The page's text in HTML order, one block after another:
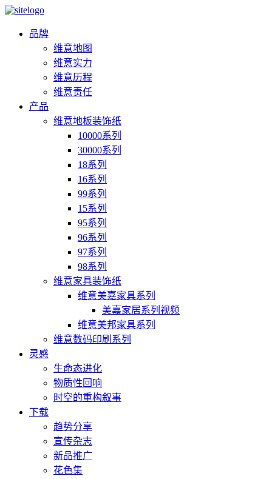
品牌
维意地图
维意实力
维意历程
维意责任
产品
维意地板装饰纸
10000系列
30000系列
18系列
16系列
99系列
15系列
95系列
96系列
97系列
98系列
维意家具装饰纸
维意美嘉家具系列
美嘉家居系列视频
维意美邦家具系列
维意数码印刷系列
灵感
生命态进化
物质性回响
时空的重构叙事
下载
趋势分享
宣传杂志
新品推广
花色集